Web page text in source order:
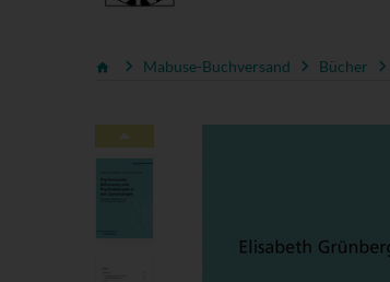
Mabuse-Buchversand Bücher